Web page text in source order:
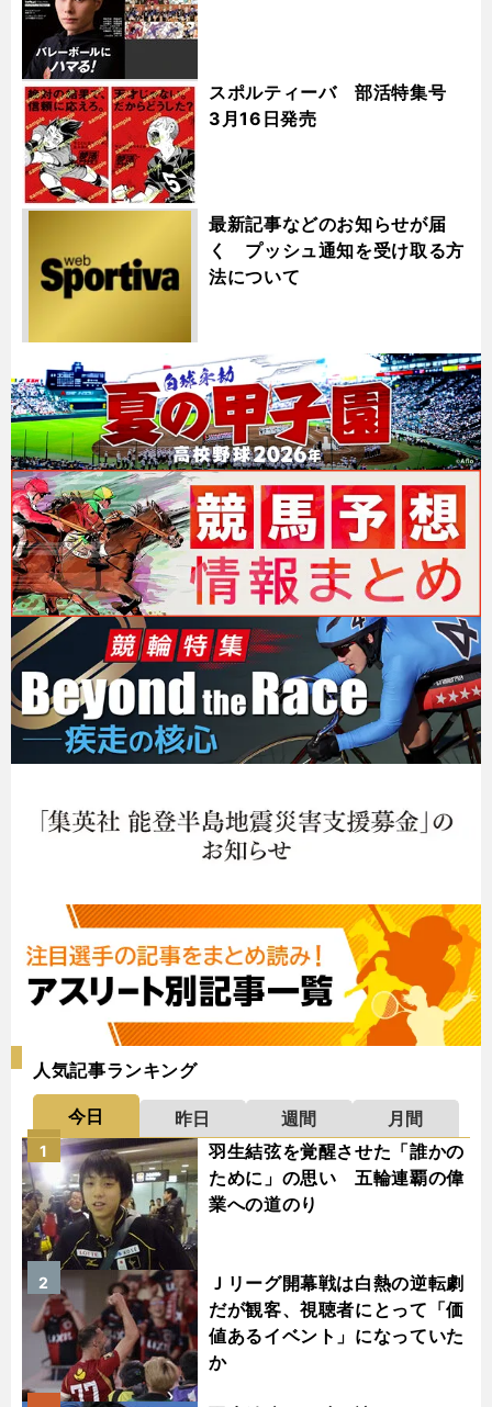
スポルティーバ 部活特集号
3月16日発売
最新記事などのお知らせが届
く プッシュ通知を受け取る方
法について
人気記事ランキング
今日 昨日 週間
月間
羽生結弦を覚醒させた「誰かの
ために」の思い 五輪連覇の偉
業への道のり
1
Ｊリーグ開幕戦は白熱の逆転劇
だが観客、視聴者にとって「価
値あるイベント」になっていた
か
2